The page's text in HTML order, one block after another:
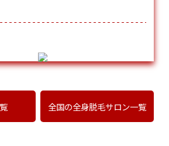
全国の全身脱毛サロン一覧